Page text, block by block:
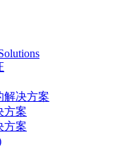
解决方案
方案
方案